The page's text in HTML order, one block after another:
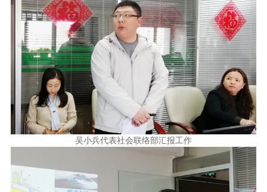
吴小兵代表社会联络部汇报工作